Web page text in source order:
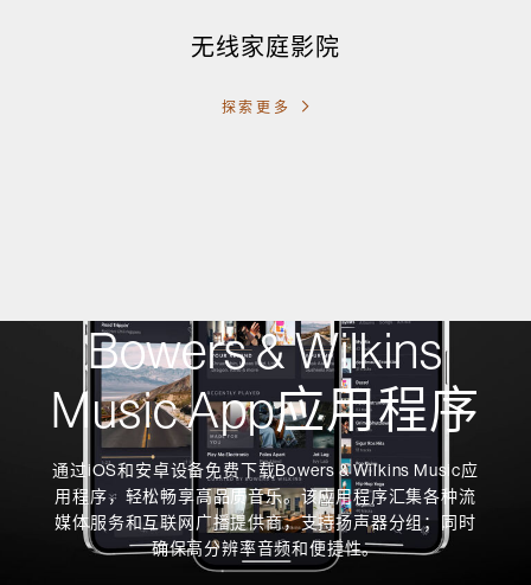
无线家庭影院
探索更多
Bowers & Wilkins
Music App应用程序
通过iOS和安卓设备免费下载Bowers & Wilkins Music应
用程序，轻松畅享高品质音乐。该应用程序汇集各种流
媒体服务和互联网广播提供商，支持扬声器分组；同时
确保高分辨率音频和便捷性。